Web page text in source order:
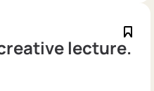
lecture.